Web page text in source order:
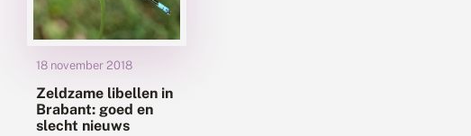
18 november 2018
Zeldzame libellen in
Brabant: goed en
slecht nieuws